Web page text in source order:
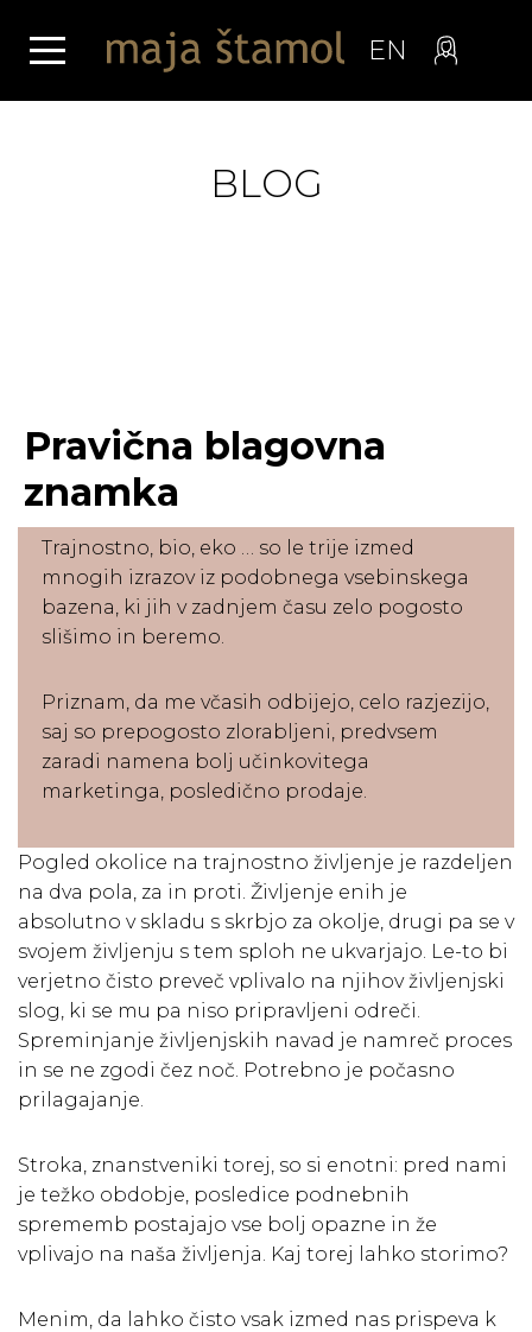
EN
BLOG
Pravična blagovna
znamka
Trajnostno, bio, eko … so le trije izmed
mnogih izrazov iz podobnega vsebinskega
bazena, ki jih v zadnjem času zelo pogosto
slišimo in beremo.
Priznam, da me včasih odbijejo, celo razjezijo,
saj so prepogosto zlorabljeni, predvsem
zaradi namena bolj učinkovitega
marketinga, posledično prodaje.
Pogled okolice na trajnostno življenje je razdeljen
na dva pola, za in proti. Življenje enih je
absolutno v skladu s skrbjo za okolje, drugi pa se v
svojem življenju s tem sploh ne ukvarjajo. Le-to bi
verjetno čisto preveč vplivalo na njihov življenjski
slog, ki se mu pa niso pripravljeni odreči.
Spreminjanje življenjskih navad je namreč proces
in se ne zgodi čez noč. Potrebno je počasno
prilagajanje.
Stroka, znanstveniki torej, so si enotni: pred nami
je težko obdobje, posledice podnebnih
sprememb postajajo vse bolj opazne in že
vplivajo na naša življenja. Kaj torej lahko storimo?
Menim, da lahko čisto vsak izmed nas prispeva k